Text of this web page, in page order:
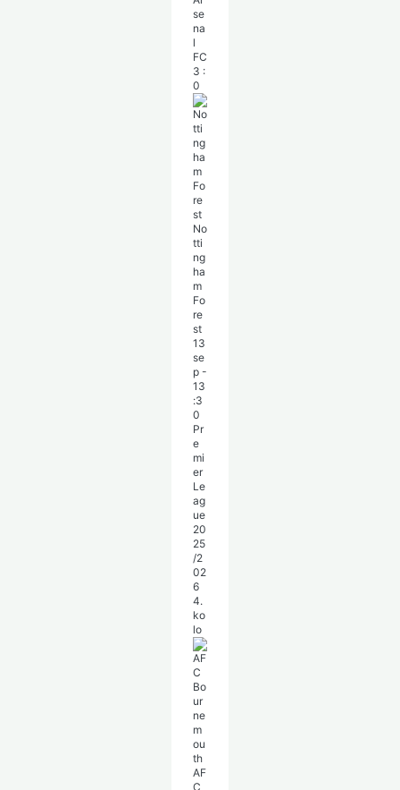
se
na
l
FC
3 :
0
No
tti
ng
ha
m
Fo
re
st
13
se
p -
13
:3
0
Pr
e
mi
er
Le
ag
ue
20
25
/2
02
6
4.
ko
lo
AF
C